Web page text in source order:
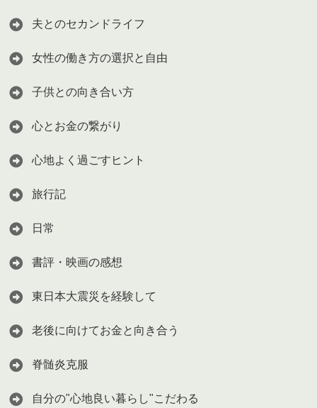
夫とのセカンドライフ
女性の働き方の選択と自由
子供との向き合い方
心とお金の繋がり
心地よく過ごすヒント
旅行記
日常
書評・映画の感想
東日本大震災を経験して
老後に向けてお金と向き合う
脊髄炎克服
自分の"心地良い暮らし"こだわる